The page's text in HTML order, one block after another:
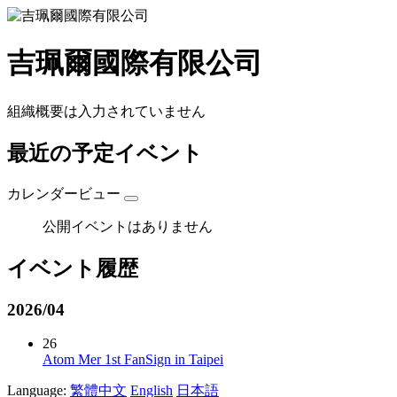
吉珮爾國際有限公司
組織概要は入力されていません
最近の予定イベント
カレンダービュー
公開イベントはありません
イベント履歴
2026/04
26
Atom Mer 1st FanSign in Taipei
Language: 繁體中文 English 日本語